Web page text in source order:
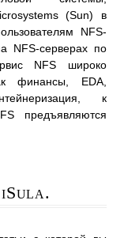
(Sun) в
NFS-
NFS-серверах по
NFS широко
финансы, EDA,
к
предъявляются
iSula.